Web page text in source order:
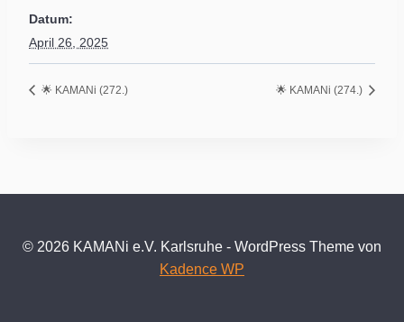
Datum:
April 26, 2025
🌟 KAMANi (272.) 🌟 KAMANi (274.)
© 2026 KAMANi e.V. Karlsruhe - WordPress Theme von
Kadence WP